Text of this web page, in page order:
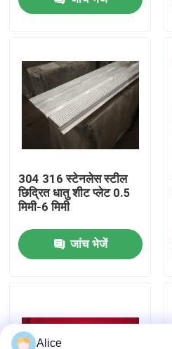
कारखाना भ्रमण
गुणवत्ता नियंत्रण
एक उद्धरण का अनुरोध करें
इस्पात संरचना भवन
इस्पात संरचना कार्यशाला
304 316 स्टेनलेस स्टील
छिद्रित धातु शीट प्लेट 0.5
मिमी-6 मिमी
जांच भेजें
Alice